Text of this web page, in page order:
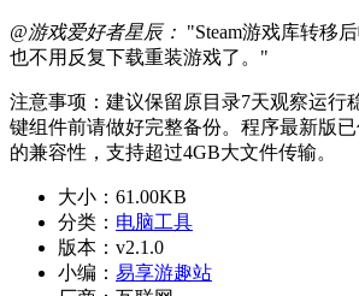
@游戏爱好者星辰： "Steam游戏库转移
也不用反复下载重装游戏了。"
注意事项：建议保留原目录7天观察运行
键组件前请做好完整备份。程序最新版
的兼容性，支持超过4GB大文件传输。
大小： 61.00KB
分类： 电脑工具
版本： v2.1.0
小编： 易享游趣站